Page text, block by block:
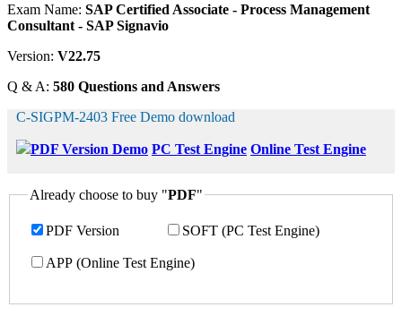
Exam Name: SAP Certified Associate - Process Management
Consultant - SAP Signavio
Version: V22.75
Q & A: 580 Questions and Answers
C-SIGPM-2403 Free Demo download
PDF Version Demo PC Test Engine Online Test Engine
Already choose to buy "PDF"
PDF Version SOFT (PC Test Engine)
APP (Online Test Engine)